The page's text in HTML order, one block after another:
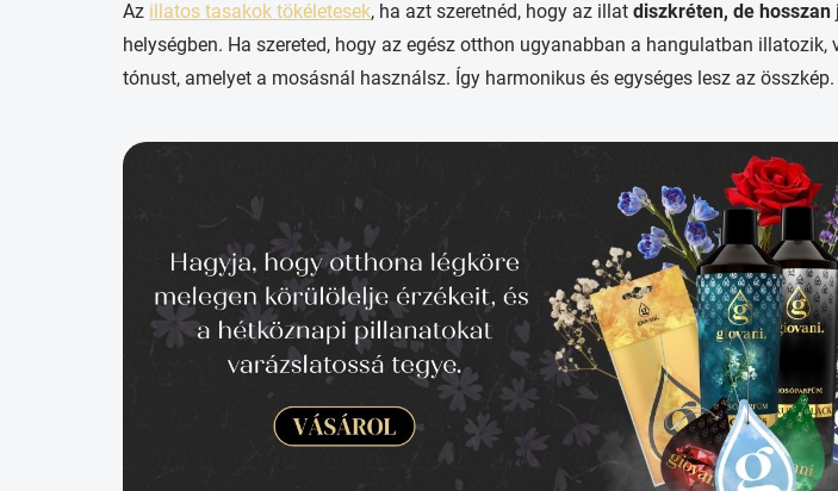
Az illatos tasakok tökéletesek, ha azt szeretnéd, hogy az illat diszkréten, de hosszan
helységben. Ha szereted, hogy az egész otthon ugyanabban a hangulatban illatozik,
tónust, amelyet a mosásnál használsz. Így harmonikus és egységes lesz az összkép.